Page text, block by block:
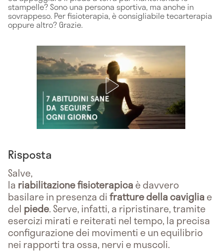
stampelle? Sono una persona sportiva, ma anche in
sovrappeso. Per fisioterapia, è consigliabile tecarterapia
oppure altro? Grazie.
Risposta
Salve,
la riabilitazione fisioterapicaè davvero
basilare in presenza difratture della cavigliae
del piede. Serve, infatti, a ripristinare, tramite
esercizi mirati e reiterati nel tempo, la precisa
configurazione dei movimenti e un equilibrio
nei rapporti tra ossa, nervi e muscoli.